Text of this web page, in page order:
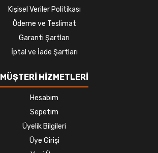
Kişisel Veriler Politikası
Ödeme ve Teslimat
Garanti Şartları
İptal ve İade Şartları
MÜŞTERİ HİZMETLERİ
Hesabım
Sepetim
Üyelik Bilgileri
Üye Girişi